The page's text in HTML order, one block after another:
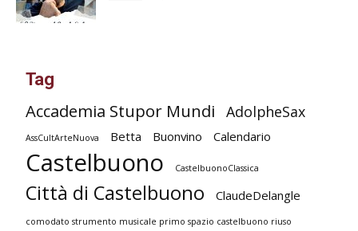
Tag
Accademia Stupor Mundi AdolpheSax
AssCultArteNuova Betta Buonvino Calendario
Castelbuono CastelbuonoClassica
Città di Castelbuono ClaudeDelangle
comodato strumento musicale primo spazio castelbuono riuso